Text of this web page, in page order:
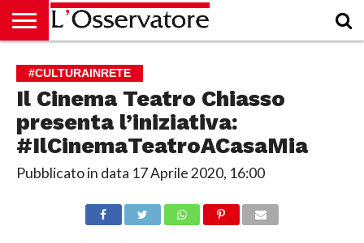
CULTURA
ECONOMIA
RUBRICHE
ARCHIVIO
PODCAST
ABBONAMENTO
CHI
SIAMO
ACCEDI
#CULTURAINRETE
Il Cinema Teatro Chiasso
presenta l’iniziativa:
#IlCinemaTeatroACasaMia
Pubblicato in data 17 Aprile 2020, 16:00